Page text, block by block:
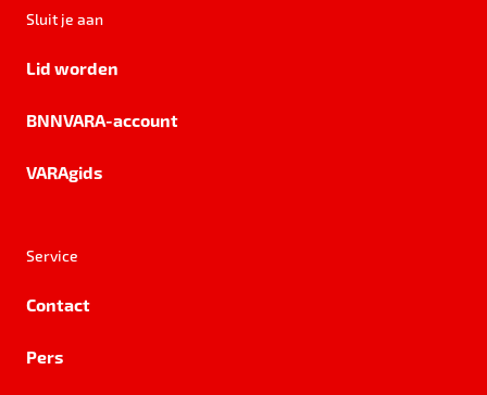
Sluit je aan
Lid worden
BNNVARA-account
VARAgids
Service
Contact
Pers